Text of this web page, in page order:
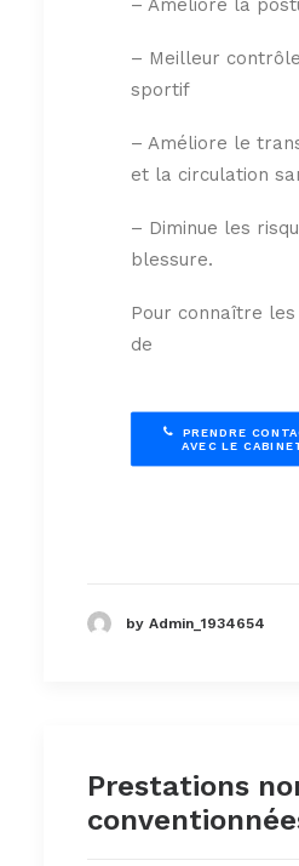
– Améliore la
– Meilleur
sportif
– Améliore le
et la circulation
– Diminue les
blessure.
Pour connaître
de
PRENDRE
AVEC LE
by Admin_1934654
Prestations